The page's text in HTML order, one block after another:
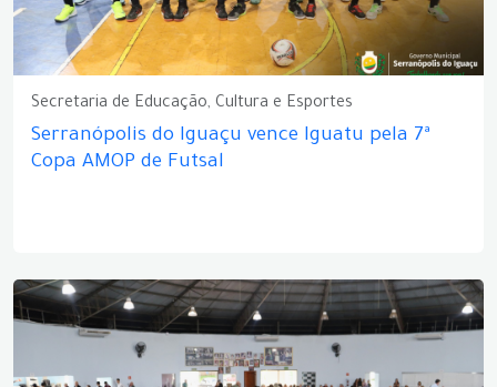
Secretaria de Educação, Cultura e Esportes
Serranópolis do Iguaçu vence Iguatu pela 7ª
Copa AMOP de Futsal